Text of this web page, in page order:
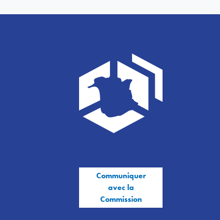
Communiquer
avec la
Commission